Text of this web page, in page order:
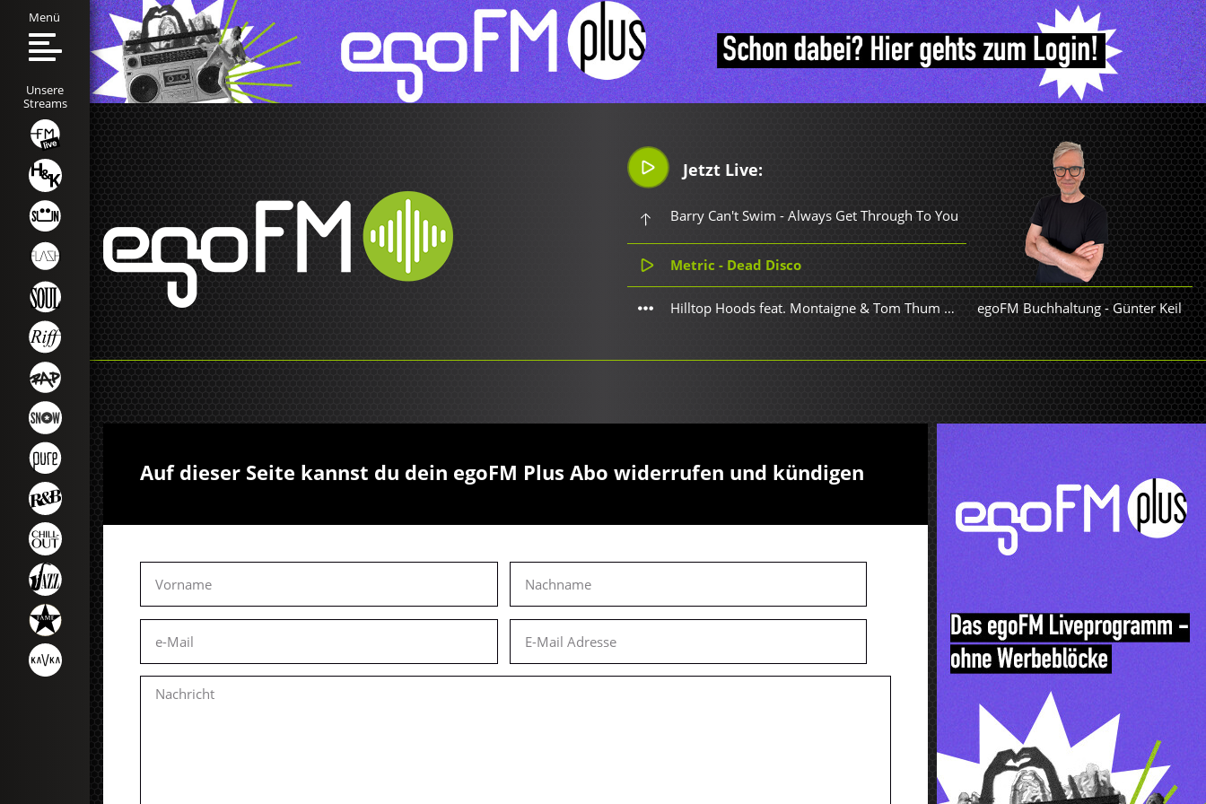
Jetzt Live:
Barry Can't Swim - Always Get Through To You
Metric - Dead Disco
Hilltop Hoods feat. Montaigne & Tom Thum - 1955 egoFM Buchhaltung-Günter Keil
Menü
Unsere
Streams
Auf dieser Seite kannst du dein egoFM Plus Abo widerrufen und kündigen